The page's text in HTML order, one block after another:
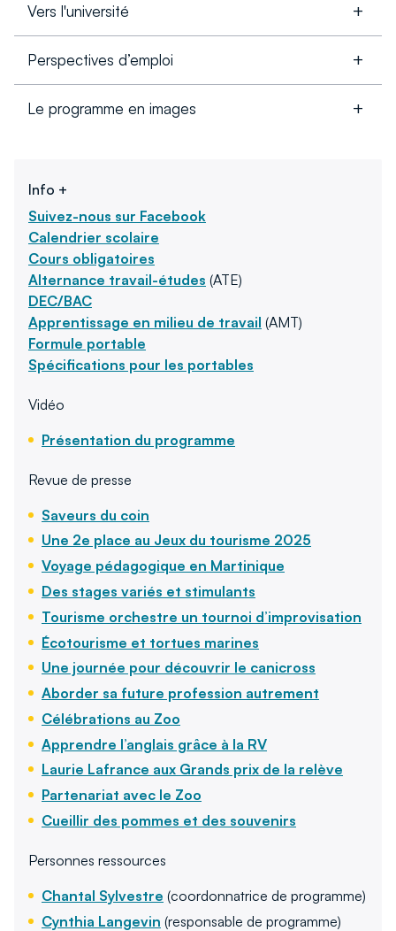
Vers l'université
Perspectives d’emploi
Le programme en images
Info +
Suivez-nous sur Facebook
Calendrier scolaire
Cours obligatoires
Alternance travail-études (ATE)
DEC/BAC
Apprentissage en milieu de travail (AMT)
Formule portable
Spécifications pour les portables
Vidéo
Présentation du programme
Revue de presse
Saveurs du coin
Une 2e place au Jeux du tourisme 2025
Voyage pédagogique en Martinique
Des stages variés et stimulants
Tourisme orchestre un tournoi d’improvisation
Écotourisme et tortues marines
Une journée pour découvrir le canicross
Aborder sa future profession autrement
Célébrations au Zoo
Apprendre l’anglais grâce à la RV
Laurie Lafrance aux Grands prix de la relève
Partenariat avec le Zoo
Cueillir des pommes et des souvenirs
Personnes ressources
Chantal Sylvestre (coordonnatrice de programme)
Cynthia Langevin (responsable de programme)